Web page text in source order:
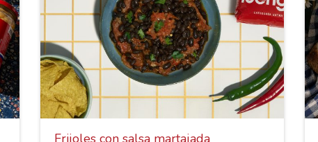
Frijoles con salsa martajada